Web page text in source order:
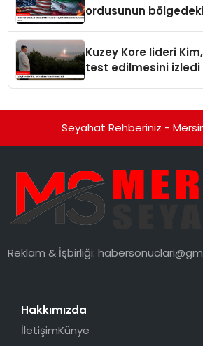
ordusunun
Kuzey Kore lideri
test edilmesini izledi
Seyahat Rehberiniz -
Reklam & İşbirliği:
Hakkımızda
İletişimKünye